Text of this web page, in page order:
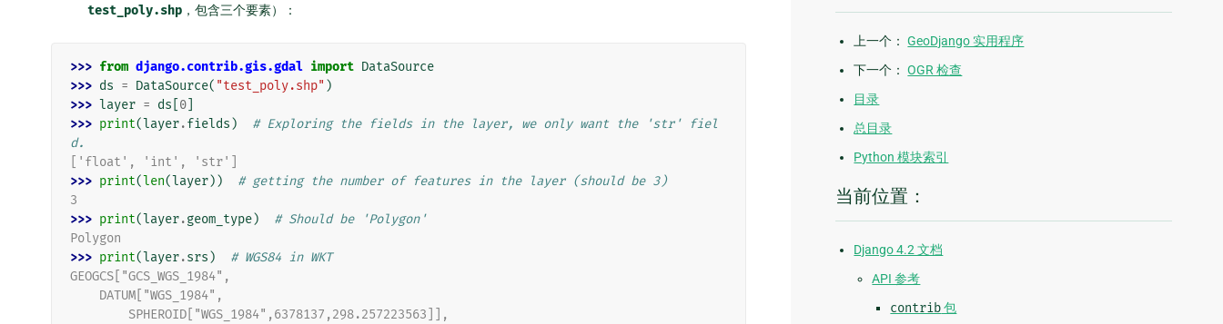
test_poly.shp ，包含三个要素）：
>>> from django.contrib.gis.gdal import DataSource
>>> ds = DataSource( "test_poly.shp" )
>>> layer = ds 0
>>> print(layer.fields )
# Exploring the fields in the layer, we only want the 'str' fiel
d.
['float', 'int', 'str']
>>> print(len(layer))
# getting the number of features in the layer (should be 3)
3
>>> print(layer.geom_type)
# Should be 'Polygon'
Polygon
>>> print(layer.srs )
# WGS84 in WKT
GEOGCS["GCS_WGS_1984",
    DATUM["WGS_1984",
        SPHEROID["WGS_1984",6378137,298.257223563]],
上一个：GeoDjango 实用程序
下一个：OGR 检查
目录
总目录
Python 模块索引
当前位置：
Django 4.2 文档
API 参考
contrib包